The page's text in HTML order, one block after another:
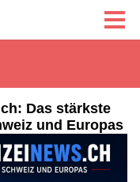
Das stärkste
und Europas